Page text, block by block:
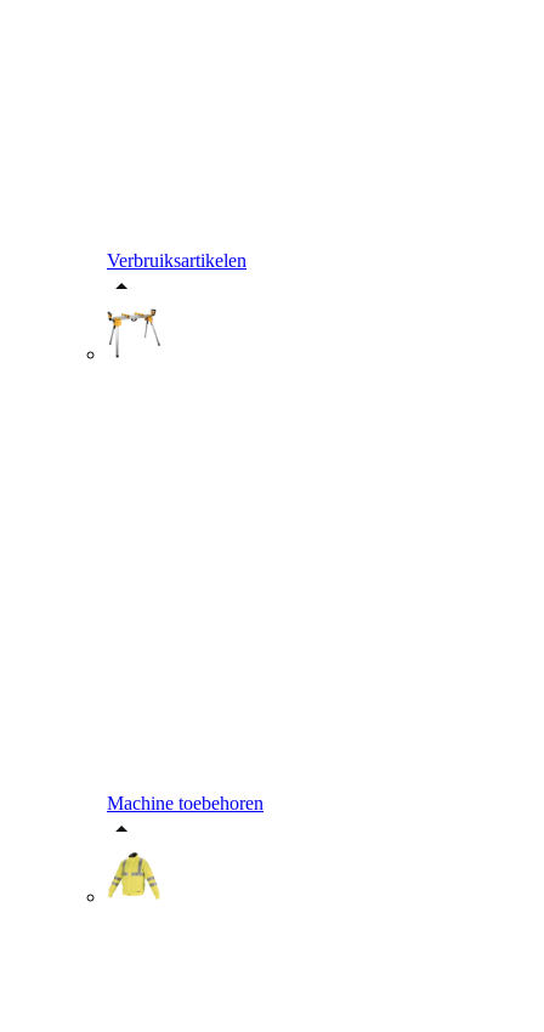
Verbruiksartikelen
Machine toebehoren